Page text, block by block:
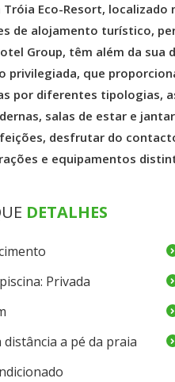
Tróia Eco-Resort,
de alojamento turístico,
Group, têm além da
privilegiada, que
por diferentes tipologias,
salas de estar e
desfrutar do
e equipamentos
DETALHES
Privada
distância a pé da praia